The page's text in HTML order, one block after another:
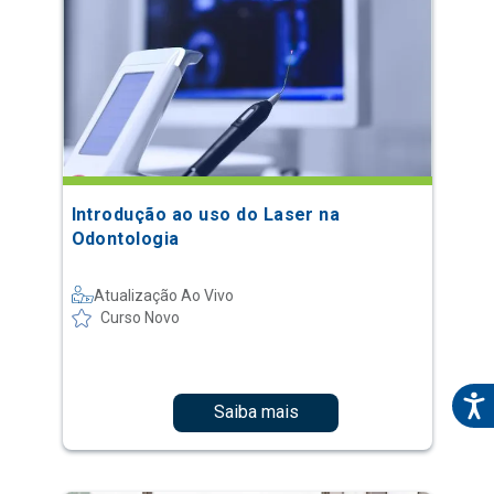
Introdução ao uso do Laser na
Odontologia
Atualização Ao Vivo
Curso Novo
Saiba mais